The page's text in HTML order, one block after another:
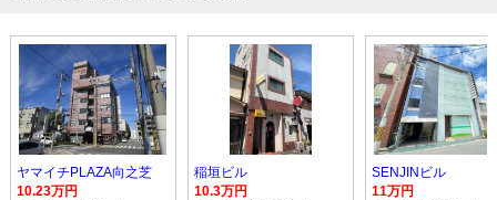
ヤマイチPLAZA向之芝
10.23万円
稲垣ビル
10.3万円
SENJINビル
11万円